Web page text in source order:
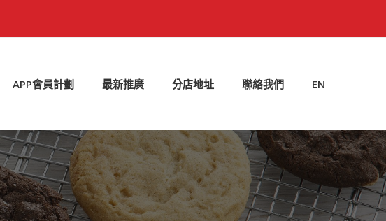
APP會員計劃 最新推廣 分店地址 聯絡我們 EN